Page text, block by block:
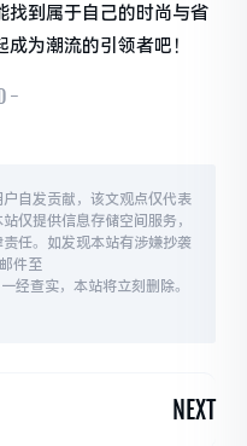
找到属于自己的时尚与省
为潮流的引领者吧！
-
自发贡献，该文观点仅代表
仅提供信息存储空间服务，
任。如发现本站有涉嫌抄袭
件至
经查实，本站将立刻删除。
NEXT